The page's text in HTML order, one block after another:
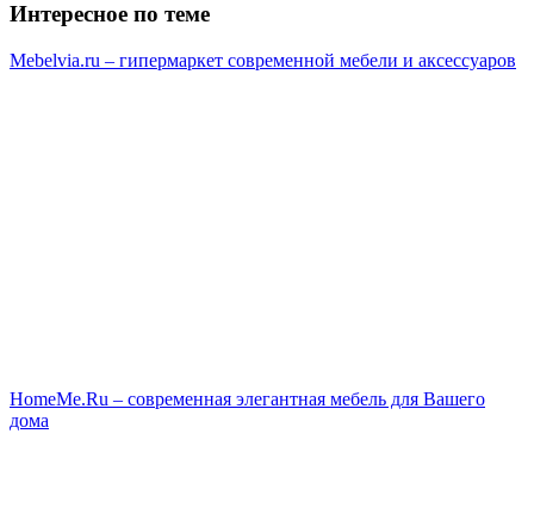
Интересное по теме
Mebelvia.ru – гипермаркет современной мебели и аксессуаров
HomeMe.Ru – современная элегантная мебель для Вашего
дома